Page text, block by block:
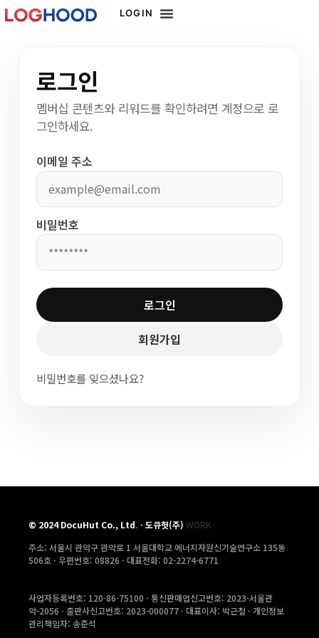
LOGIN
로그인
멤버십 콘텐츠와 리워드를 확인하려면 계정으로 로
그인하세요.
이메일 주소
비밀번호
로그인
회원가입
비밀번호를 잊으셨나요?
© 2024DocuHut Co., Ltd. · 도큐헛(주) WORK
주소: 서울시 관악구 관악로 1 서울대학교 에너지자원신기술연구소 135동
506호 · 우편번호: 08826 · 대표전화: 02-2274-6771
사업자등록번호: 120-86-75100 · 통신판매업신고번호: 2023-서울관
악-2056 · 출판사신고번호: 2023-000077 · 대표이사: 박근철 · 개인정보
관리책임자: 송준석